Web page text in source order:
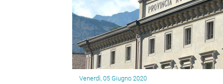
Venerdì, 05 Giugno 2020